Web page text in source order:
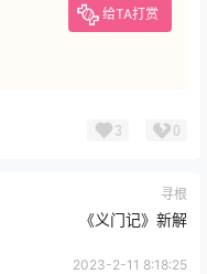
给TA打赏
3 0
寻根
《义门记》新解
2023-2-11 8:18:25